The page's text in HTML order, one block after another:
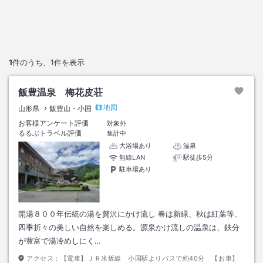
1件のうち、 1件を表示
飯豊温泉 梅花皮荘
山形県 飯豊山・小国
地図
お客様アンケート評価
対象外
るるぶトラベル評価
集計中
大浴場あり
温泉
無線LAN
駅徒歩5分
駐車場あり
開湯８００年伝統の湯を贅沢にかけ流し 春は新緑、秋は紅葉等、
四季折々の美しい自然を楽しめる。源泉かけ流しの温泉は、鉄分
が豊富で湯冷めしにく…
アクセス：
【電車】ＪＲ米坂線 小国駅よりバスで約40分 【お車】